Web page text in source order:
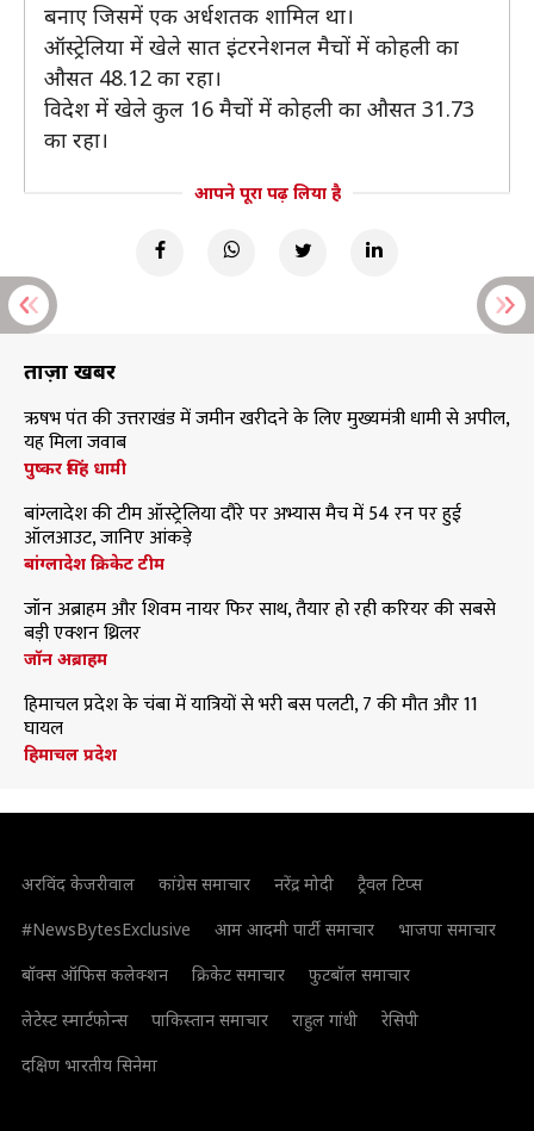
बनाए जिसमें एक अर्धशतक शामिल था।
ऑस्ट्रेलिया में खेले सात इंटरनेशनल मैचों में कोहली का
औसत 48.12 का रहा।
विदेश में खेले कुल 16 मैचों में कोहली का औसत 31.73
का रहा।
आपने पूरा पढ़ लिया है
ताज़ा खबरें
ऋषभ पंत की उत्तराखंड में जमीन खरीदने के लिए मुख्यमंत्री धामी से अपील,
यह मिला जवाब
पुष्कर सिंह धामी
बांग्लादेश की टीम ऑस्ट्रेलिया दौरे पर अभ्यास मैच में 54 रन पर हुई
ऑलआउट, जानिए आंकड़े
बांग्लादेश क्रिकेट टीम
जॉन अब्राहम और शिवम नायर फिर साथ, तैयार हो रही करियर की सबसे
बड़ी एक्शन थ्रिलर
जॉन अब्राहम
हिमाचल प्रदेश के चंबा में यात्रियों से भरी बस पलटी, 7 की मौत और 11
घायल
हिमाचल प्रदेश
अरविंद केजरीवाल कांग्रेस समाचार नरेंद्र मोदी
ट्रैवल टिप्स
#NewsBytesExclusive
आम आदमी पार्टी समाचार
भाजपा समाचार
बॉक्स ऑफिस कलेक्शन
क्रिकेट समाचार
फुटबॉल समाचार
लेटेस्ट स्मार्टफोन्स
पाकिस्तान समाचार राहुल गांधी
रेसिपी
दक्षिण भारतीय सिनेमा